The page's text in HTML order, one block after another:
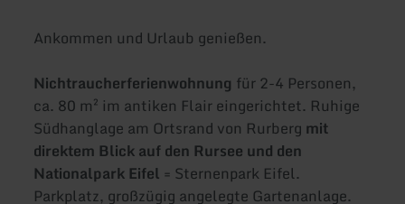
Ankommen und Urlaub genießen.
Nichtraucherferienwohnung für 2-4 Personen,
ca. 80 m² im antiken Flair eingerichtet. Ruhige
Südhanglage am Ortsrand von Rurberg mit
direktem Blick auf den Rursee und den
Nationalpark Eifel = Sternenpark Eifel.
Parkplatz, großzügig angelegte Gartenanlage.